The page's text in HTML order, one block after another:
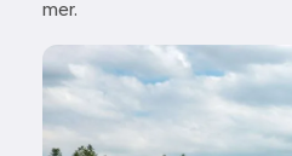
mer.
Image